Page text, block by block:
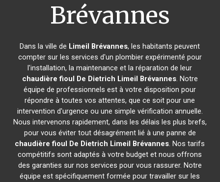
Brévannes
Dans la ville de Limeil Brévannes, les habitants peuvent
compter sur les services d'un plombier expérimenté pour
l'installation, la maintenance et la réparation de leur
chaudière fioul De Dietrich Limeil Brévannes. Notre
équipe de professionnels est à votre disposition pour
répondre à toutes vos attentes, que ce soit pour une
intervention d'urgence ou une simple vérification annuelle.
Nous intervenons rapidement, dans les délais les plus brefs,
pour vous éviter tout désagrément lié à une panne de
chaudière fioul De Dietrich Limeil Brévannes. Nos tarifs
compétitifs sont adaptés à votre budget et nous offrons
des garanties sur nos services pour vous rassurer. Notre
équipe est spécifiquement formée pour travailler sur les